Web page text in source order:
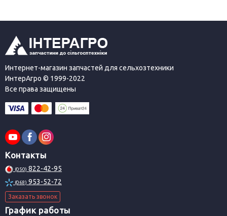
Интернет-магазин запчастей для сельхозтехники
ИнтерАгро © 1999-2022
Все права защищены
Контакты
(050) 822-42-95
(068) 953-52-72
Заказать звонок
График работы